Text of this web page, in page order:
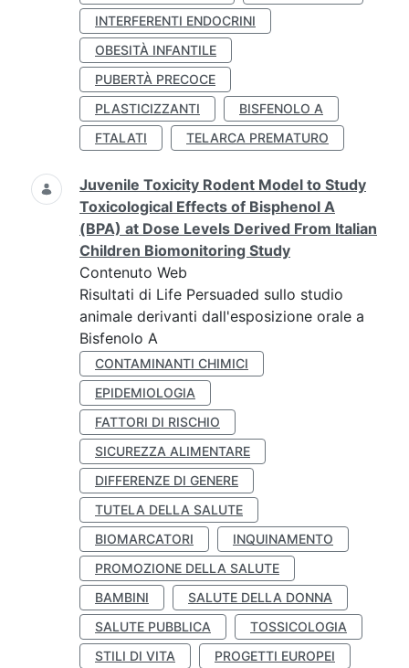
INTERFERENTI ENDOCRINI
OBESITÀ INFANTILE
PUBERTÀ PRECOCE
PLASTICIZZANTI
BISFENOLO A
FTALATI
TELARCA PREMATURO
Juvenile Toxicity Rodent Model to Study
Toxicological Effects of Bisphenol A
(BPA) at Dose Levels Derived From Italian
Children Biomonitoring Study
Contenuto Web
Risultati di Life Persuaded sullo studio
animale derivanti dall'esposizione orale a
Bisfenolo A
CONTAMINANTI CHIMICI
EPIDEMIOLOGIA
FATTORI DI RISCHIO
SICUREZZA ALIMENTARE
DIFFERENZE DI GENERE
TUTELA DELLA SALUTE
BIOMARCATORI
INQUINAMENTO
PROMOZIONE DELLA SALUTE
BAMBINI
SALUTE DELLA DONNA
SALUTE PUBBLICA
TOSSICOLOGIA
STILI DI VITA
PROGETTI EUROPEI